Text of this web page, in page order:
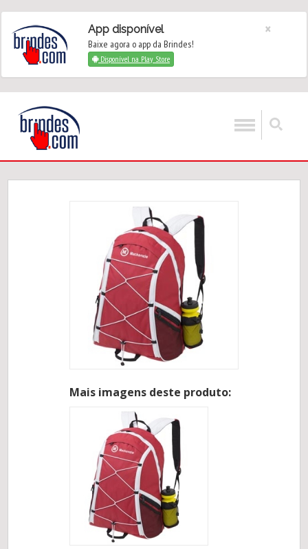
App disponível
Baixe agora o app da Brindes!
Disponível na Play Store
×
Mais imagens deste produto: